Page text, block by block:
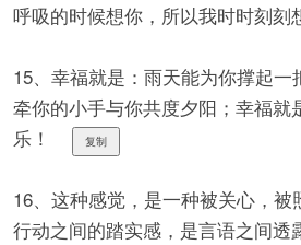
呼吸的时候想你，所以我时时刻刻
15、幸福就是：雨天能为你撑起一
牵你的小手与你共度夕阳；幸福就
乐！
复制
16、这种感觉，是一种被关心，被
行动之间的踏实感，是言语之间透